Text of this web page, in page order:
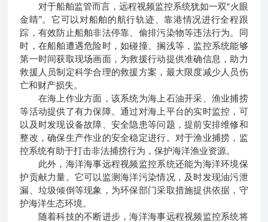
对于船舶监管而言，远程视频监控系统犹如一双“火眼
金睛”。它可以对船舶的航行轨迹、靠港情况进行全程跟
踪，有效防止船舶非法停靠、偷排污染物等违法行为。同
时，在船舶遭遇危险时，如碰撞、搁浅等，监控系统能够
第一时间获取现场画面，为救援行动提供准确信息，助力
救援人员制定科学合理的救援方案，最大限度减少人员伤
亡和财产损失。
在海上作业方面，该系统为海上石油开采、渔业捕捞
等活动提供了有力保障。通过对海上平台的实时监控，可
以及时发现设备故障、安全隐患等问题，提前安排维修和
整改，确保生产作业的安全稳定进行。对于渔业捕捞，监
控系统有助于打击非法捕捞行为，保护海洋渔业资源。
此外，海洋海事远程视频监控系统还能为海洋环境保
护贡献力量。它可以监测海洋污染情况，及时发现油污泄
漏、垃圾倾倒等现象，为环保部门采取措施提供依据，守
护海洋生态环境。
随着科技的不断进步，海洋海事远程视频监控系统将